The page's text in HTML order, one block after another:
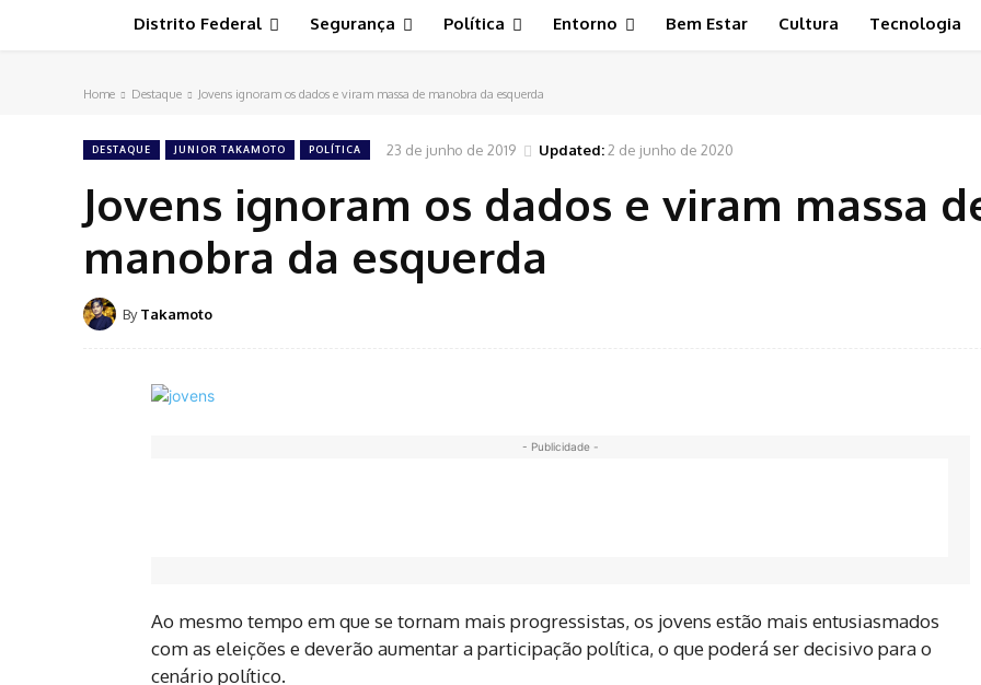
Distrito Federal Segurança Política Entorno Bem Estar Cultura Tecnologia
Home Destaque Jovens ignoram os dados e viram massa de manobra da esquerda
DESTAQUE JUNIOR TAKAMOTO POLÍTICA 23 de junho de 2019 Updated:2 de junho de 2020
Jovens ignoram os dados e viram massa
manobra da esquerda
By Takamoto
- Publicidade -
Ao mesmo tempo em que se tornam mais progressistas, os jovens estão mais entusiasmados
com as eleições e deverão aumentar a participação política, o que poderá ser decisivo para o
cenário político.